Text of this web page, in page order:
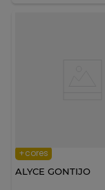
+cores
ALYCE GONTIJO